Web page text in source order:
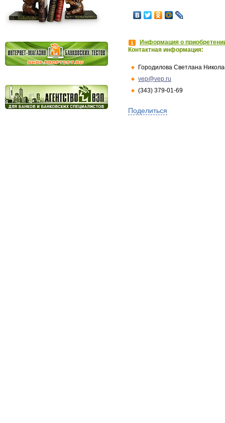
Информация о
Контактная информация:
Городилова Светлана
vep@vep.ru
(343) 379-01-69
Поделиться